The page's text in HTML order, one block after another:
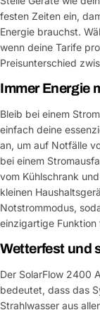
festen Zeiten ein,
Energie brauchst.
wenn deine Tarife
Preisunterschied
Immer Energie
Bleib bei einem
einfach deine
an, um auf Notfälle
bei einem
vom Kühlschrank
kleinen
Notstrommodus,
einzigartige Funktion
Wetterfest und
Der SolarFlow 2400
bedeutet, dass das
Strahlwasser aus